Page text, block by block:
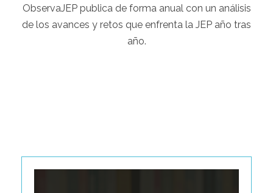
ObservaJEP publica de forma anual con un análisis
de los avances y retos que enfrenta la JEP año tras
año.